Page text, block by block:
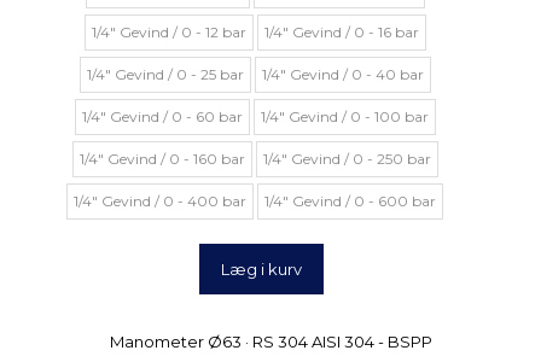
1/4" Gevind / 0 - 12 bar 1/4" Gevind / 0 - 16 bar
1/4" Gevind / 0 - 25 bar 1/4" Gevind / 0 - 40 bar
1/4" Gevind / 0 - 60 bar 1/4" Gevind / 0 - 100 bar
1/4" Gevind / 0 - 160 bar 1/4" Gevind / 0 - 250 bar
1/4" Gevind / 0 - 400 bar 1/4" Gevind / 0 - 600 bar
Læg i kurv
Manometer Ø63 · RS 304 AISI 304 - BSPP